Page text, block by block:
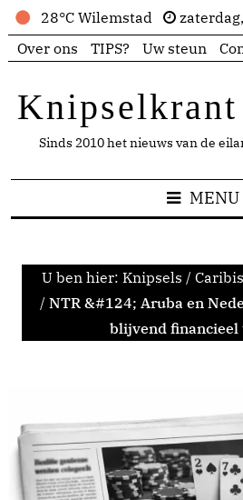
28°C Wilemstad
Over ons
TIPS? Uw steun
Knipselkrant
Sinds 2010 het nieuws van de
MENU
U ben hier: Knipsels /
/ NTR &#124; Aruba en
blijvend financieel